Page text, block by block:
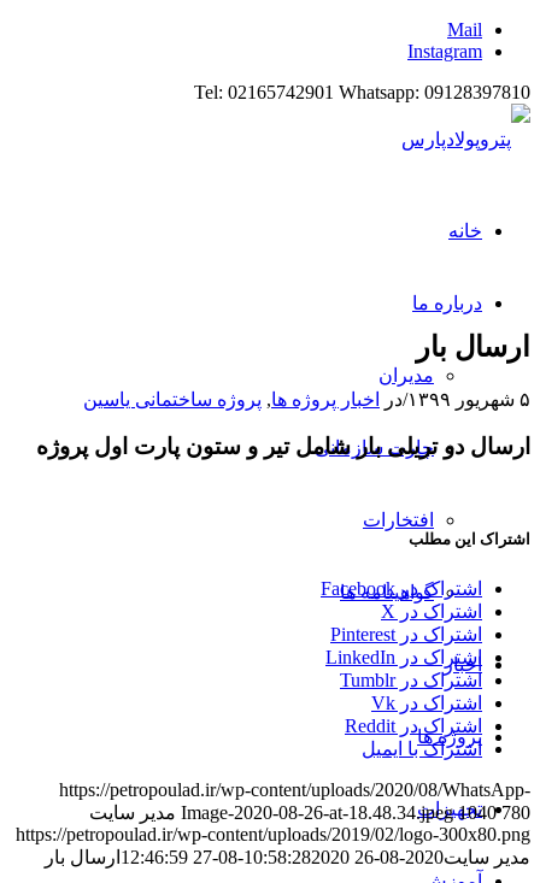
Mail
Instagram
Tel: 02165742901 Whatsapp: 09128397810
خانه
درباره ما
مدیران
چارت سازمانی
افتخارات
گواهینامه ها
اخبار
پروژه ها
تجهیزات
ارسال بار
۵ شهریور ۱۳۹۹ /در اخبار پروژه ها, پروژه ساختمانی یاسین
ارسال دو تریلی بار شامل تیر و ستون پارت اول پروژه
اشتراک این مطلب
اشتراک در Facebook
اشتراک در X
اشتراک در Pinterest
اشتراک در LinkedIn
اشتراک در Tumblr
اشتراک در Vk
اشتراک در Reddit
اشتراک با ایمیل
https://petropoulad.ir/wp-content/uploads/2020/08/WhatsApp-
Image-2020-08-26-at-18.48.34.jpeg 1040 780
مدیر سایت
https://petropoulad.ir/wp-content/uploads/2019/02/logo-300x80.png
مدیر سایت2020-08-26 10:58:28
2020-08-27 12:46:59 ارسال بار